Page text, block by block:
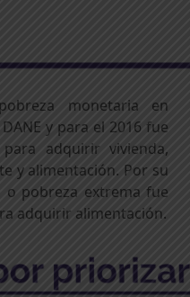
monetaria en
y para el 2016 fue
adquirir vivienda,
y alimentación. Por su
pobreza extrema fue
adquirir alimentación.